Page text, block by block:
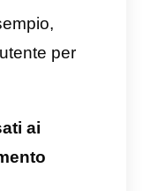
di riferimento
un referral